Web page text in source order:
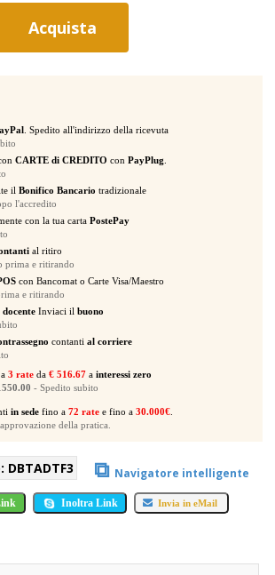
Acquista
. Spedito all'indirizzo della ricevuta
CARTE di CREDITO conPayPlug
il Bonifico Bancario tradizionale
l'accredito
con la tua carta PostePay
al ritiro
prima e ritirando
con Bancomat o Carte Visa/Maestro
e ritirando
Inviaci il buono
contanti al corriere
a3 rateda€ 516.67ainteressi zero
- Spedito subito
in sede fino a72 rate e fino a30.000€
della pratica.
DBTADTF3 ⧉ Navigatore intelligente
Inoltra Link Invia in eMail